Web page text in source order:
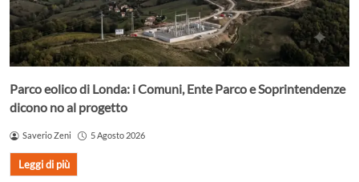
Parco eolico di Londa: i Comuni, Ente Parco e Soprintendenze
dicono no al progetto
Saverio Zeni 5 Agosto 2026
Leggi di più